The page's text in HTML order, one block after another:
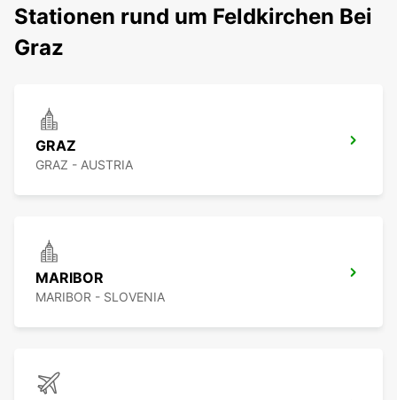
Stationen rund um Feldkirchen Bei
Graz
GRAZ
GRAZ - AUSTRIA
MARIBOR
MARIBOR - SLOVENIA